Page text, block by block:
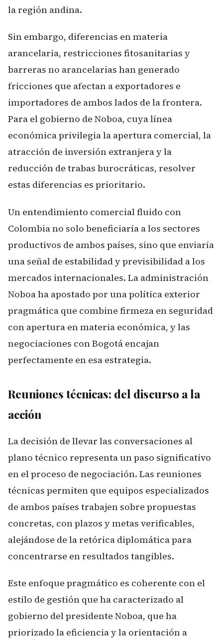
la región andina.
Sin embargo, diferencias en materia
arancelaria, restricciones fitosanitarias y
barreras no arancelarias han generado
fricciones que afectan a exportadores e
importadores de ambos lados de la frontera.
Para el gobierno de Noboa, cuya línea
económica privilegia la apertura comercial, la
atracción de inversión extranjera y la
reducción de trabas burocráticas, resolver
estas diferencias es prioritario.
Un entendimiento comercial fluido con
Colombia no solo beneficiaría a los sectores
productivos de ambos países, sino que enviaría
una señal de estabilidad y previsibilidad a los
mercados internacionales. La administración
Noboa ha apostado por una política exterior
pragmática que combine firmeza en seguridad
con apertura en materia económica, y las
negociaciones con Bogotá encajan
perfectamente en esa estrategia.
Reuniones técnicas: del discurso a la
acción
La decisión de llevar las conversaciones al
plano técnico representa un paso significativo
en el proceso de negociación. Las reuniones
técnicas permiten que equipos especializados
de ambos países trabajen sobre propuestas
concretas, con plazos y metas verificables,
alejándose de la retórica diplomática para
concentrarse en resultados tangibles.
Este enfoque pragmático es coherente con el
estilo de gestión que ha caracterizado al
gobierno del presidente Noboa, que ha
priorizado la eficiencia y la orientación a